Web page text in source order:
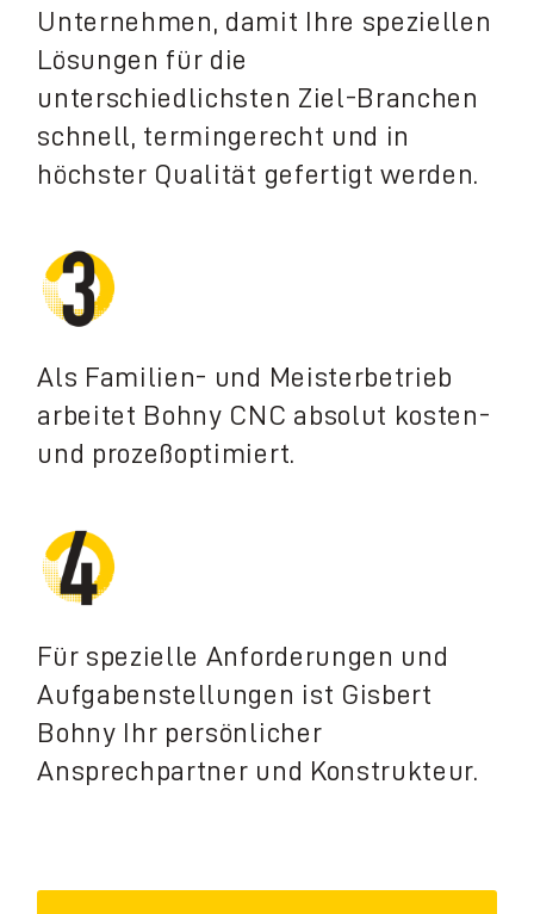
Unternehmen, damit Ihre speziellen
Lösungen für die
unterschiedlichsten Ziel-Branchen
schnell, termingerecht und in
höchster Qualität gefertigt werden.
Als Familien- und Meisterbetrieb
arbeitet Bohny CNC absolut kosten-
und prozeßoptimiert.
Für spezielle Anforderungen und
Aufgabenstellungen ist Gisbert
Bohny Ihr persönlicher
Ansprechpartner und Konstrukteur.